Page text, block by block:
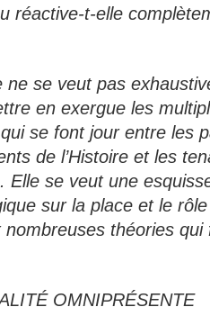
réactive-t-elle
ne se veut pas
en exergue les
se font jour entre les
de l’Histoire et les
Elle se veut une
sur la place et le
nombreuses théories qui
OMNIPRÉSENTE